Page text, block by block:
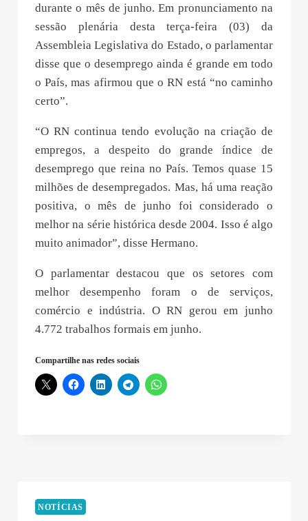
durante o mês de junho. Em pronunciamento na
sessão plenária desta terça-feira (03) da
Assembleia Legislativa do Estado, o parlamentar
disse que o desemprego ainda é grande em todo
o País, mas afirmou que o RN está “no caminho
certo”.
“O RN continua tendo evolução na criação de
empregos, a despeito do grande índice de
desemprego que reina no País. Temos quase 15
milhões de desempregados. Mas, há uma reação
positiva, o mês de junho foi considerado o
melhor na série histórica desde 2004. Isso é algo
muito animador”, disse Hermano.
O parlamentar destacou que os setores com
melhor desempenho foram o de serviços,
comércio e indústria. O RN gerou em junho
4.772 trabalhos formais em junho.
Compartilhe nas redes sociais
NOTÍCIAS